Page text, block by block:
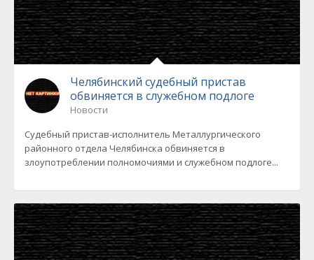
Челябинский судебный пристав
обвиняется в служебном подлоге
Новости
Судебный пристав-исполнитель Металлургического
районного отдела Челябинска обвиняется в
злоупотреблении полномочиями и служебном подлоге...